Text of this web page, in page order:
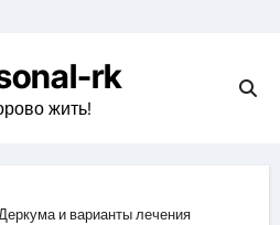
rk
жить!
и варианты лечения